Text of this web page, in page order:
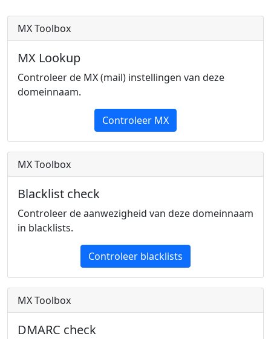
MX Toolbox
MX Lookup
Controleer de MX (mail) instellingen van deze
domeinnaam.
Controleer MX
MX Toolbox
Blacklist check
Controleer de aanwezigheid van deze domeinnaam
in blacklists.
Controleer blacklists
MX Toolbox
DMARC check